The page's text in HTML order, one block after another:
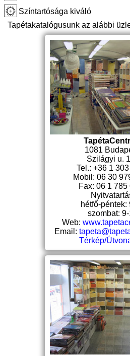
Színtartósága kiváló
Tapétakatalógusunk az alábbi
1081
Szilágyi u.
Tel.: +36 1
Mobil: 06 30
Fax: 06 1 785
hétfő-péntek:
szombat:
Web:
Email:
Térkép/